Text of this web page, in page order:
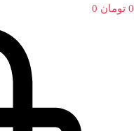
0 تومان 0